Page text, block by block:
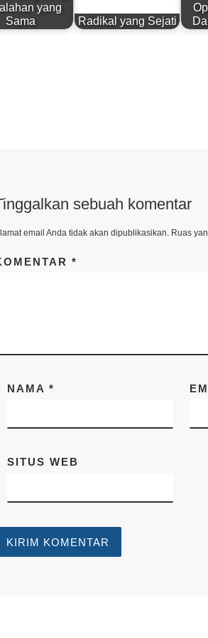
yang
Sama
Radikal yang Sejati
sebuah komentar
email Anda tidak akan dipublikasikan. Ruas
*
NAMA*
SITUS WEB